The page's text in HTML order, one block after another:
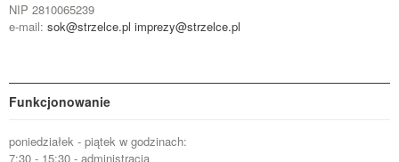
NIP 2810065239
e-mail: sok@strzelce.pl imprezy@strzelce.pl
Funkcjonowanie
poniedziałek - piątek w godzinach:
7:30 - 15:30 - administracja